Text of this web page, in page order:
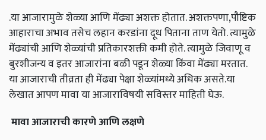
.या आजारामुळे शेळ्या आणि मेंढ्या अशक्त होतात. अशक्तपणा,पौष्टिक
आहाराचा अभाव तसेच लहान करडांना दूध पिताना ताण येतो. त्यामुळे
मेंढ्यांची आणि शेळ्यांची प्रतिकारशक्ती कमी होते. त्यामुळे जिवाणू व
बुरशीजन्य व इतर आजारांना बळी पडून शेळ्या किंवा मेंढ्या मरतात.
या आजाराची तीव्रता ही मेंढ्या पेक्षा शेळ्यांमध्ये अधिक असते.या
लेखात आपण मावा या आजाराविषयी सविस्तर माहिती घेऊ.
मावा आजाराची कारणे आणि लक्षणे